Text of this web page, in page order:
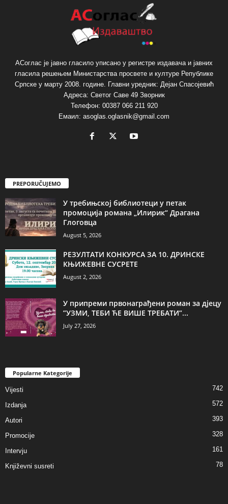
АСоглас је јавно гласило уписано у регистре издавача и јавних
гласила решењем Министарства просвете и културе Републике
Српске у марту 2008. године. Главни уредник: Дејан Спасојевић
Адреса: Светог Саве 49 Зворник
Телефон: 00387 066 211 920
Емаил: asoglas.oglasnik@gmail.com
PREPORUČUJEMO
У требињској библиотеци у петак
промоција романа „Илирик“ Драгана
Глоговца
August 5, 2026
РЕЗУЛТАТИ КОНКУРСА ЗА 10. ДРИНСКЕ
КЊИЖЕВНЕ СУСРЕТЕ
August 2, 2026
У припреми првонаграђени роман за дјецу
”УЗМИ, ТЕБИ ЋЕ ВИШЕ ТРЕБАТИ”...
July 27, 2026
Popularne Kategorije
Vijesti 742
Izdanja 572
Autori 393
Promocije 328
Intervju 161
Književni susreti 78